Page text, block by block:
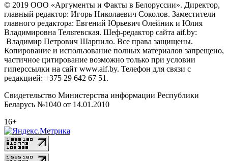
© 2019 ООО «Аргументы и Факты в Белоруссии». Директор,
главный редактор: Игорь Николаевич Соколов. Заместители
главного редактора: Евгений Юрьевич Олейник и Юлия
Владимировна Тельтевская. Шеф-редактор сайта aif.by:
Владимир Петрович Шарпило. Все права защищены.
Копирование и использование полных материалов запрещено,
частичное цитирование возможно только при условии
гиперссылки на сайт www.aif.by. Телефон для связи с
редакцией: +375 29 642 67 51.
Свидетельство Министерства информации Республики
Беларусь №1040 от 14.01.2010
16+